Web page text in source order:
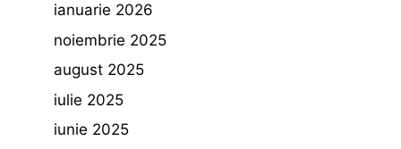
ianuarie 2026
noiembrie 2025
august 2025
iulie 2025
iunie 2025